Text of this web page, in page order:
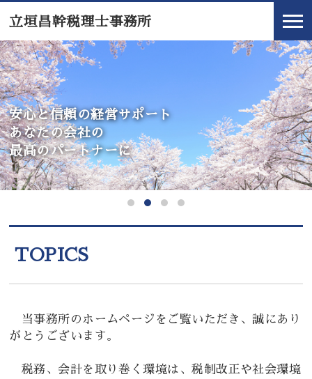
立垣昌幹税理士事務所
安心と信頼の経営サポート
あなたの会社の
最高のパートナーに
TOPICS
当事務所のホームページをご覧いただき、誠にあり
がとうございます。
税務、会計を取り巻く環境は、税制改正や社会環境